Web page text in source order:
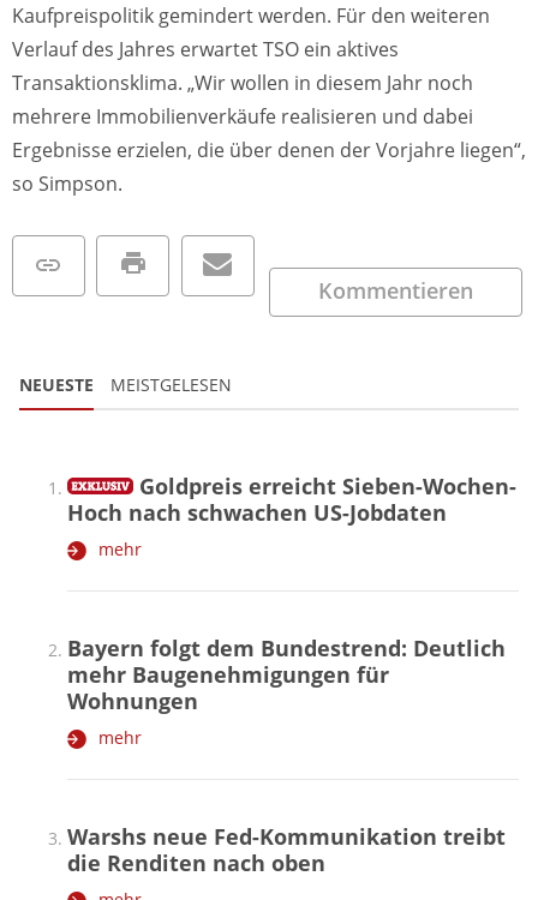
Kaufpreispolitik gemindert werden. Für den weiteren
Verlauf des Jahres erwartet TSO ein aktives
Transaktionsklima. „Wir wollen in diesem Jahr noch
mehrere Immobilienverkäufe realisieren und dabei
Ergebnisse erzielen, die über denen der Vorjahre liegen“,
so Simpson.
Kommentieren
NEUESTE MEISTGELESEN
Goldpreis erreicht Sieben-Wochen-
Hoch nach schwachen US-Jobdaten
mehr
Bayern folgt dem Bundestrend: Deutlich
mehr Baugenehmigungen für
Wohnungen
mehr
Warshs neue Fed-Kommunikation treibt
die Renditen nach oben